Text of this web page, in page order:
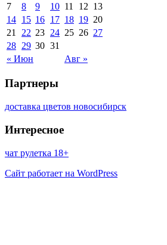
« Июн Авг »
7
8 9 10 11 12 13
14 15 16 17 18 19 20
21
22 23 24 25 26 27
28 29 30 31
Партнеры
доставка цветов новосибирск
Интересное
чат рулетка 18+
Сайт работает на WordPress